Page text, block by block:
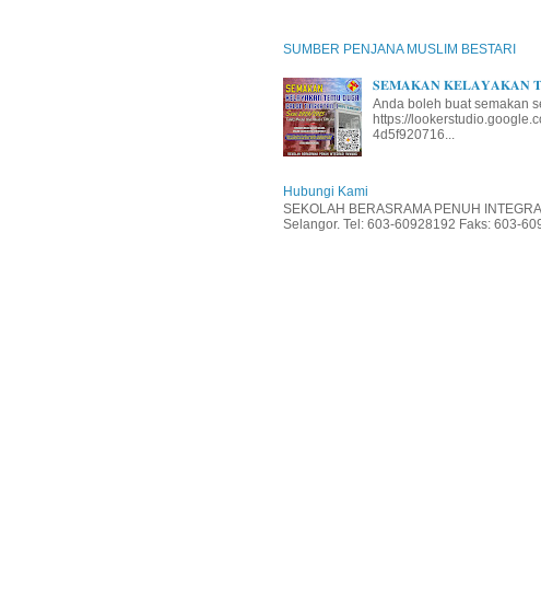
SUMBER PENJANA MUSLIM BESTARI
𝐒𝐄𝐌𝐀𝐊𝐀𝐍 𝐊𝐄𝐋𝐀𝐘𝐀𝐊𝐀𝐍
Anda boleh buat semakan
https://
4d5f920716...
Hubungi Kami
SEKOLAH BERASRAMA PENUH
Selangor. Tel: 603-60928192 Faks: 603-